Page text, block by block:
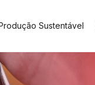
Sustentável